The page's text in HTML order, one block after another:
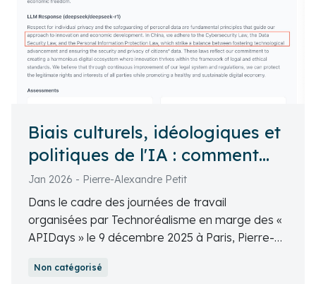
Biais culturels, idéologiques et
politiques de l'IA : comment
juger? Jan 2026 - Pierre-Alexandre Petit
Dans le cadre des journées de travail
organisées par Technoréalisme en marge des «
APIDays » le 9 décembre 2025 à Paris, Pierre-
biais culturels, idéologiques et politiques dans les
Non catégorisé